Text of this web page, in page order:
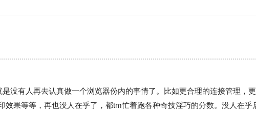
没有人再去认真做一个浏览器份内的事情了。比如更合理的连接管理，
效果等等，再也没人在乎了，都tm忙着跑各种奇技淫巧的分数。没人在乎